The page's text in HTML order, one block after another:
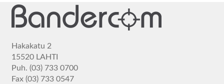
Hakakatu 2
15520 LAHTI
Puh. (03) 733 0700
Fax (03) 733 0547